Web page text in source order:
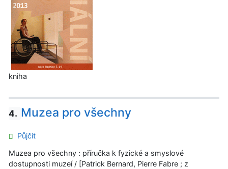
kniha
4. Muzea pro všechny
Půjčit
Muzea pro všechny : příručka k fyzické a smyslové
dostupnosti muzeí / [Patrick Bernard, Pierre Fabre ; z